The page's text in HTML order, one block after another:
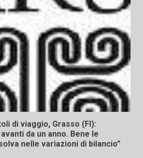
di viaggio, Grasso (FI):
da un anno. Bene le
nelle variazioni di bilancio”